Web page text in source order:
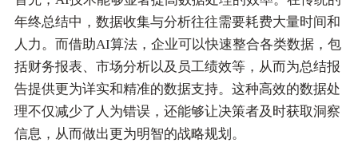
年终总结中，数据收集与分析往往需要耗费大量时间和
人力。而借助AI算法，企业可以快速整合各类数据，包
括财务报表、市场分析以及员工绩效等，从而为总结报
告提供更为详实和精准的数据支持。这种高效的数据处
理不仅减少了人为错误，还能够让决策者及时获取洞察
信息，从而做出更为明智的战略规划。